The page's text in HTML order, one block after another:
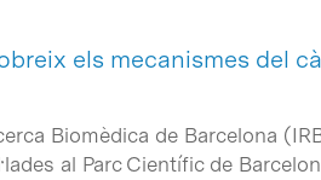
els mecanismes del
Biomèdica de Barcelona
al Parc Científic de